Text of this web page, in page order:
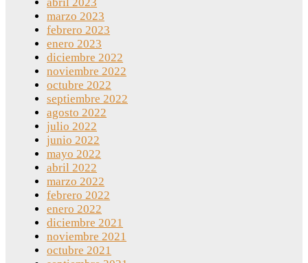
abril 2023
marzo 2023
febrero 2023
enero 2023
diciembre 2022
noviembre 2022
octubre 2022
septiembre 2022
agosto 2022
julio 2022
junio 2022
mayo 2022
abril 2022
marzo 2022
febrero 2022
enero 2022
diciembre 2021
noviembre 2021
octubre 2021